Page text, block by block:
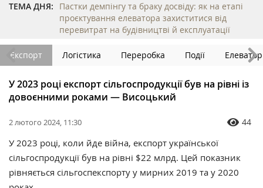
ТЕМА ДНЯ:
Пастки демпінгу та браку досвіду: як на етапі
проєктування елеватора захиститися від
перевитрат на будівництві й експлуатації
Експорт Логістика Переробка Події
У 2023 році експорт сільгоспродукції був на рівні із
довоєнними роками — Висоцький
2 лютого 2024, 11:30 44
У 2023 році, коли йде війна, експорт української
сільгоспродукції був на рівні $22 млрд. Цей показник
рівняється сільгоспекспорту у мирних 2019 та у 2020